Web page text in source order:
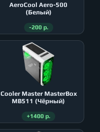
AeroСool Aero-500
(Белый)
-200 р.
Cooler Master MasterBox
MB511 (Чёрный)
+1400 р.